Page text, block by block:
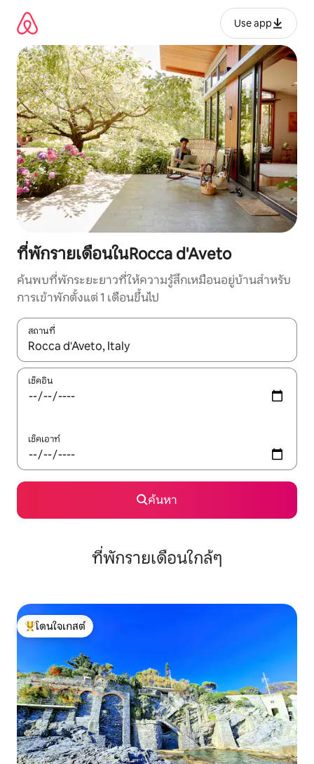
เนื้อหา
Use app
ที่พักรายเดือนในRocca d'Aveto
ค้นพบที่พักระยะยาวที่ให้ความรู้สึกเหมือนอยู่บ้านสำหรับ
การเข้าพักตั้งแต่ 1 เดือนขึ้นไป
สถานที่
ใช้ลูกศรขึ้นลง หรือใช้การสัมผัสหรือปัด เพื่อสำรวจผลการค้นหา
เช็คอิน
เช็คเอาท์
ค้นหา
ที่พักรายเดือนใกล้ๆ
โดนใจเกสต์ที่สุด
โดนใจเกสต์